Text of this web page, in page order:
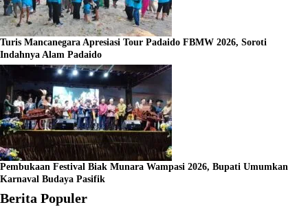
Turis Mancanegara Apresiasi Tour Padaido FBMW 2026, Soroti
Indahnya Alam Padaido
Pembukaan Festival Biak Munara Wampasi 2026, Bupati Umumkan
Karnaval Budaya Pasifik
Berita Populer